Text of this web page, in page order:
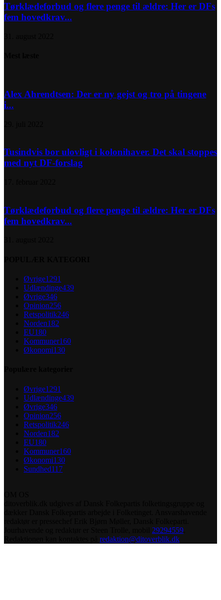
Tørklædeforbud og flere penge til ældre: Her er DFs
fem hovedkrav...
Alex Ahrendtsen: Der er ny gejst og tro på tingene
i...
Tusindvis bor ulovligt i kolonihaver. Det skal stoppes
med nyt DF-forslag
Tørklædeforbud og flere penge til ældre: Her er DFs
fem hovedkrav...
Øvrige1291
Udlændinge439
Øvrige346
Opinion256
Retspolitik246
Norden182
EU180
Kommuner160
Økonomi130
Øvrige1291
Udlændinge439
Øvrige346
Opinion256
Retspolitik246
Norden182
EU180
Kommuner160
Økonomi130
Sundhed117
29294559
redaktion@ditoverblik.dk